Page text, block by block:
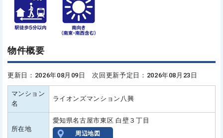
物件概要
更新日：2026年08月09日 次回更新予定日：2026年08月23日
マンション
名
ライオンズマンション八興
所在地
愛知県名古屋市東区 白壁３丁目
周辺地図